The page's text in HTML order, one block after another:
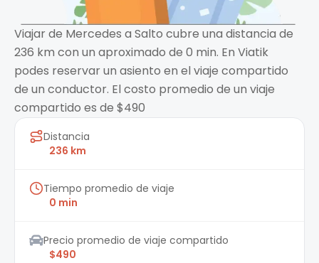
Viajar de Mercedes a Salto cubre una distancia de
236 km con un aproximado de 0 min. En Viatik
podes reservar un asiento en el viaje compartido
de un conductor. El costo promedio de un viaje
compartido es de $490
Distancia
236 km
Tiempo promedio de viaje
0 min
Precio promedio de viaje compartido
$490